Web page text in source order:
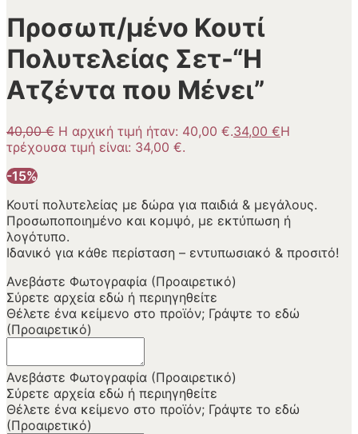
Προσωπ/μένο Κουτί
Πολυτελείας Σετ-“Η
Ατζέντα που Μένει”
40,00€ Η αρχική τιμή ήταν: 40,00 €.34,00 €Η
τρέχουσα τιμή είναι: 34,00 €.
-15%
Κουτί πολυτελείας με δώρα για παιδιά & μεγάλους.
Προσωποποιημένο και κομψό, με εκτύπωση ή
λογότυπο.
Ιδανικό για κάθε περίσταση – εντυπωσιακό & προσιτό!
Ανεβάστε Φωτογραφία (Προαιρετικό)
Σύρετε αρχεία εδώ ή περιηγηθείτε
Θέλετε ένα κείμενο στο προϊόν; Γράψτε το εδώ
(Προαιρετικό)
Ανεβάστε Φωτογραφία (Προαιρετικό)
Σύρετε αρχεία εδώ ή περιηγηθείτε
Θέλετε ένα κείμενο στο προϊόν; Γράψτε το εδώ
(Προαιρετικό)